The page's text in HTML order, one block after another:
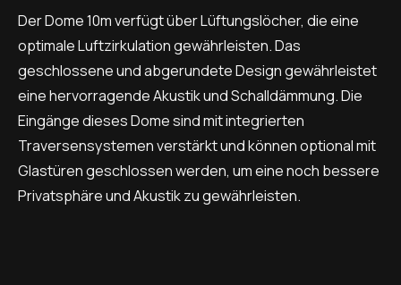
Der Dome 10m verfügt über Lüftungslöcher, die eine
optimale Luftzirkulation gewährleisten. Das
geschlossene und abgerundete Design gewährleistet
eine hervorragende Akustik und Schalldämmung. Die
Eingänge dieses Dome sind mit integrierten
Traversensystemen verstärkt und können optional mit
Glastüren geschlossen werden, um eine noch bessere
Privatsphäre und Akustik zu gewährleisten.